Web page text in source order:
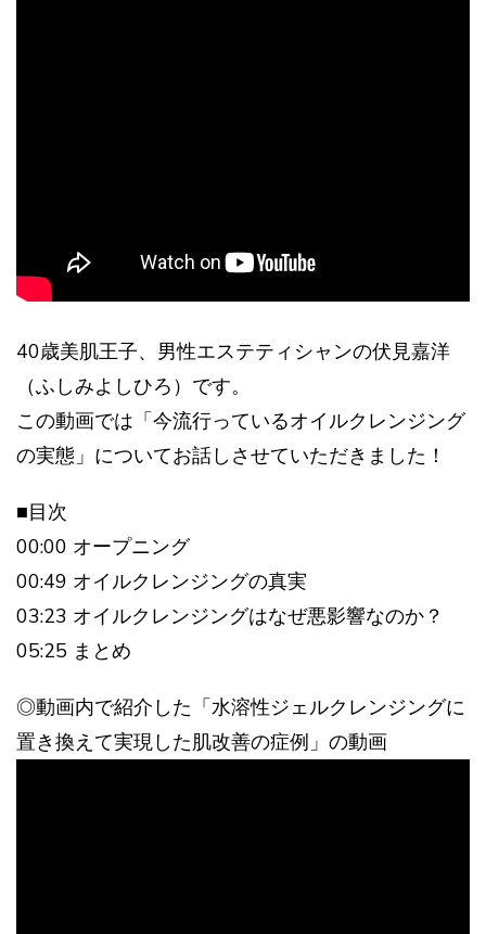
40歳美肌王子、男性エステティシャンの伏見嘉洋
（ふしみよしひろ）です。
この動画では「今流行っているオイルクレンジング
の実態」についてお話しさせていただきました！
■目次
00:00 オープニング
00:49 オイルクレンジングの真実
03:23 オイルクレンジングはなぜ悪影響なのか？
05:25 まとめ
◎動画内で紹介した「水溶性ジェルクレンジングに
置き換えて実現した肌改善の症例」の動画